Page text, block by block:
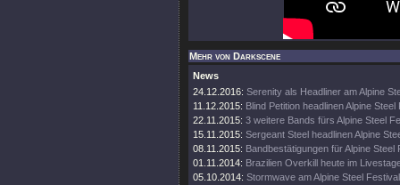
Mehr von Darkscene
News
24.12.2016: Serenity als Headliner am Alpine
11.12.2015: Blind Petition headlinen Alpine Steel
22.11.2015: 3 weitere Bands fürs Alpine Steel
15.11.2015: Sergeant Steel headlinen Alpine
08.11.2015: Bandbestätigungen für Alpine Steel
01.11.2014: Brazilien Overkill heute im
05.10.2014: Stormwave am Alpine Steel